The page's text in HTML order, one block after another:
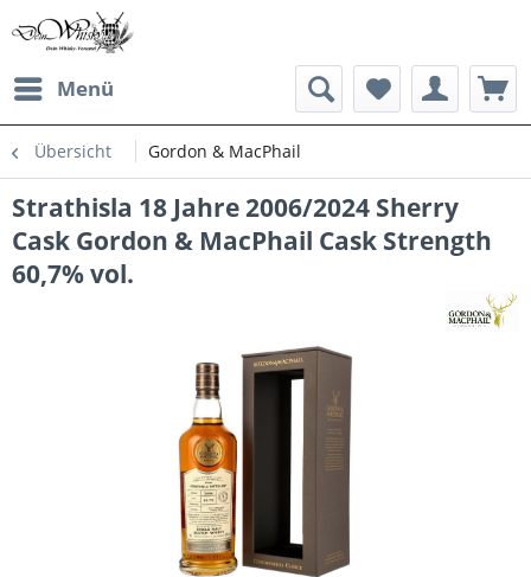
Menü
Übersicht Gordon & MacPhail
Strathisla 18 Jahre 2006/2024 Sherry
Cask Gordon & MacPhail Cask Strength
60,7% vol.